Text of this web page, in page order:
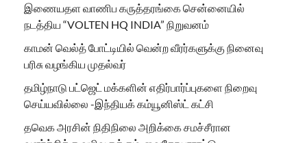
இணையதள வாணிப கருத்தரங்கை சென்னையில்
நடத்திய “VOLTEN HQ INDIA” நிறுவனம்
காமன் வெல்த் போட்டியில் வென்ற வீரர்களுக்கு நினைவு
பரிசு வழங்கிய முதல்வர்
தமிழ்நாடு பட்ஜெட் மக்களின் எதிர்பார்ப்புகளை நிறைவு
செய்யவில்லை -இந்தியக் கம்யூனிஸ்ட் கட்சி
தவெக அரசின் நிதிநிலை அறிக்கை சமச்சீரான